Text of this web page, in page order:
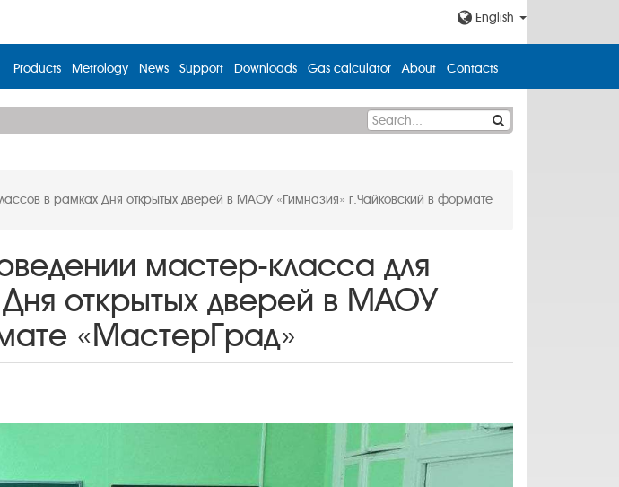
English
Products Metrology News Support Downloads Gas calculator About Contacts
в рамках Дня открытых дверей в МАОУ «Гимназия» г.Чайковский в формате
мастер-класса для
открытых дверей в МАОУ
«МастерГрад»